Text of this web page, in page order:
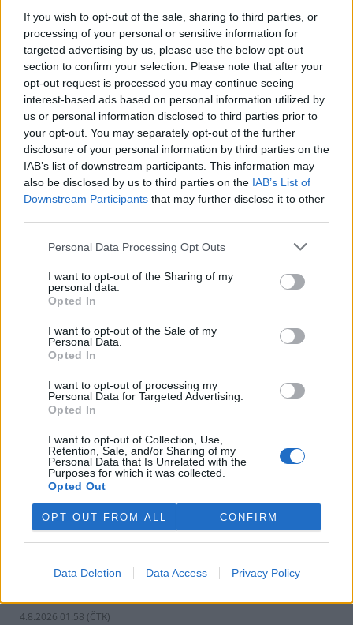
If you wish to opt-out of the sale, sharing to third parties, or
processing of your personal or sensitive information for
targeted advertising by us, please use the below opt-out
section to confirm your selection. Please note that after your
opt-out request is processed you may continue seeing
interest-based ads based on personal information utilized by
us or personal information disclosed to third parties prior to
your opt-out. You may separately opt-out of the further
disclosure of your personal information by third parties on the
IAB’s list of downstream participants. This information may
also be disclosed by us to third parties on the IAB’s List of
Downstream Participants that may further disclose it to other
Personal Data Processing Opt Outs
I want to opt-out of the Sharing of my
personal data.
Opted In
I want to opt-out of the Sale of my
Personal Data.
Opted In
I want to opt-out of processing my
Personal Data for Targeted Advertising.
Opted In
I want to opt-out of Collection, Use,
Retention, Sale, and/or Sharing of my
Personal Data that Is Unrelated with the
Purposes for which it was collected.
Opted Out
OPT OUT FROM ALL CONFIRM
Data Deletion Data Access Privacy Policy
Hospodářským zvířatům pomáhají při vedrech remízky
i kamenné stáje
4.8.2026 12:52 ( ČTK
Hospodářská zvířata na jihu
Čech se při tropických
teplotách ochlazují v
remízkách i kamenných stájích.
Někteří jihočeští farmáři
vypouštějí krávy, ovce či koně na pastviny v noci a v největších
vedrech je nechávají uvnitř chladnějších budov. Kvůli suchu
neroste na loukách tráva a zemědělci musí dobytek přikrmovat
zásobami sena na zimu. Vysychají zdroje vody a rostou náklady na
její dopravu i na elektřinu na ochlazování zvířat, zjistila ČTK.
tři lvice, píše BBC News
Diskuse: 2
Tři lvice v zoologické zahradě v
horka. Japonsko se toto léto
potýká s vlnami extrémních
veder, napsal zpravodajský server
Ghanský parlament schválil přísný zákon na ochranu
kakaových plantáží
4.8.2026 12:39 (ČTK)
Ghanský parlament schválil
zákon, podle kterého místním
farmářům hrozí až 20 let
úřadů přemění svou kakaovou
plantáž na jiný účel. Informovala o tom agentura AP; zákon nyní
Ochránci přírody našli v Moravském krasu vzácného
4.8.2026 01:58 (ČTK)